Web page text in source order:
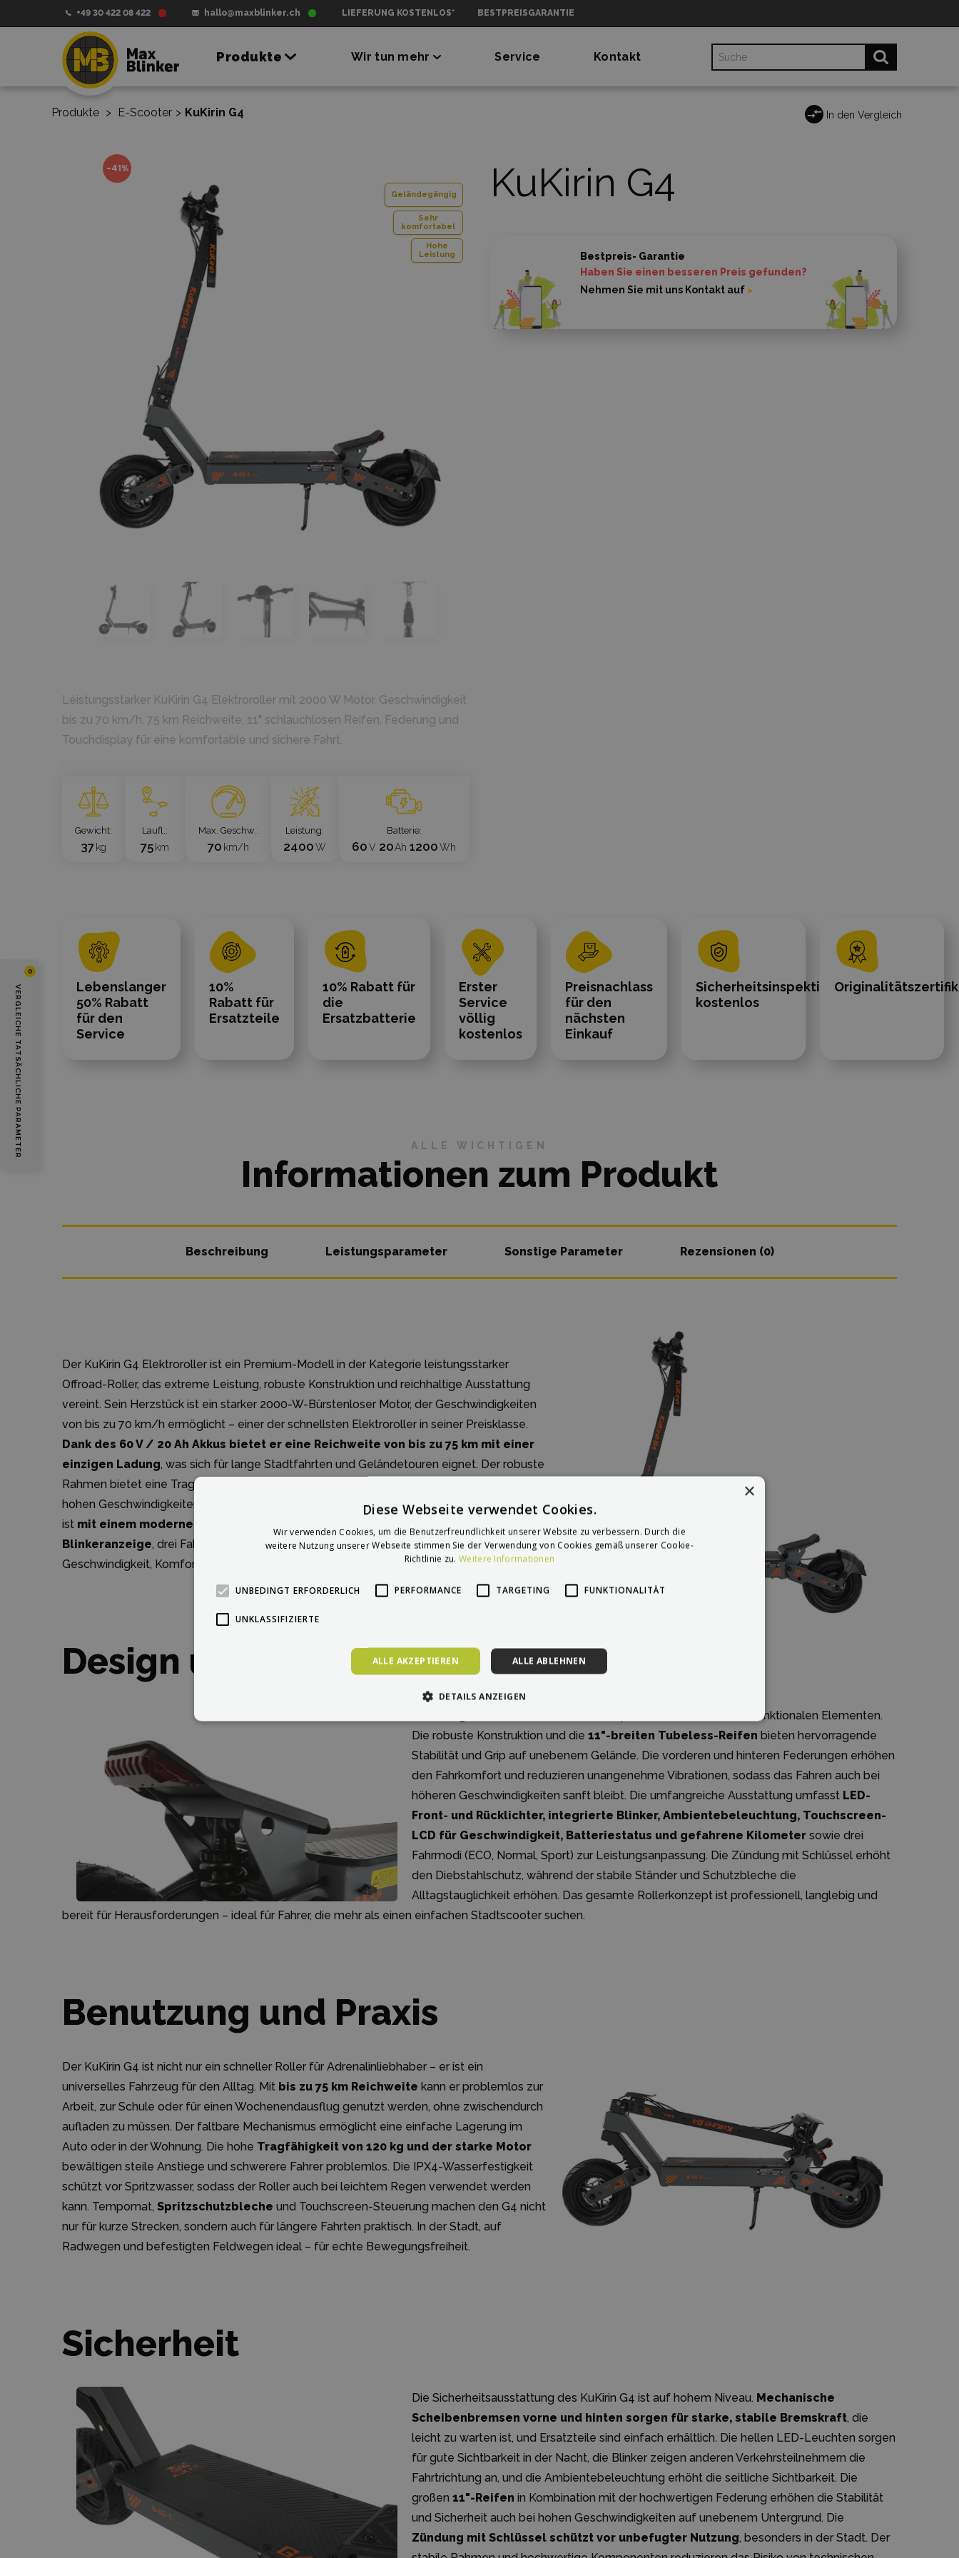
+49 30 422 08 422 hallo@maxblinker.ch LIEFERUNG KOSTENLOS* BESTPREISGARANTIE
Produkte Wir tun mehr Service Kontakt
Produkte > E-Scooter > KuKirin G4 In den Vergleich
-41%
Geländegängig
Sehr
komfortabel
Hohe
Leistung
Leistungsstarker KuKirin G4 Elektroroller mit 2000 W Motor, Geschwindigkeit
bis zu 70 km/h, 75 km Reichweite, 11" schlauchlosen Reifen, Federung und
Touchdisplay für eine komfortable und sichere Fahrt.
`
Gewicht
37 kg
Laufl.
75 km
Max. Geschw.
70 km/h
Leistung
2400 W
Batterie
60V 20Ah 1200 Wh
KuKirin G4
Bestpreis- Garantie
Haben Sie einen besseren Preis gefunden?
Nehmen Sie mit uns Kontakt auf
Lebenslanger
50% Rabatt
für den
Service
10%
Rabatt für
Ersatzteile
10% Rabatt für
die
Ersatzbatterie
Erster
Service
völlig
kostenlos
Preisnachlass
für den
nächsten
Einkauf
Sicherheitsinspektionen
kostenlos
ALLE WICHTIGEN
Informationen zum Produkt
Beschreibung Leistungsparameter Sonstige Parameter Rezensionen (0)
Der KuKirin G4 Elektroroller ist ein Premium-Modell in der Kategorie leistungsstarker
Offroad-Roller, das extreme Leistung, robuste Konstruktion und reichhaltige Ausstattung
vereint. Sein Herzstück ist ein starker 2000-W-Bürstenloser Motor, der Geschwindigkeiten
von bis zu 70 km/h ermöglicht – einer der schnellsten Elektroroller in seiner Preisklasse.
Dank des 60 V / 20 Ah Akkus bietet er eine Reichweite von bis zu 75 km mit einer
einzigen Ladung, was sich für lange Stadtfahrten und Geländetouren eignet. Der robuste
Rahmen bietet eine Tragfähigkeit von 120 kg und ein Gewicht von etwa 37 kg, was bei
hohen Geschwindigkeiten und unebenem Gelände Stabilität gewährleistet. Der KuKirin G4
ist mit einem modernen Touchscreen-LCD-Display, LED-Lichtern und
Blinkeranzeige, drei Fahrmodi und Zündschlüssel ausgestattet, ideal für Fahrer, die
Geschwindigkeit, Komfort und Sicherheit suchen.
Design und Ausstattung
Das Design des KuKirin G4 kombiniert sportliches Aussehen mit funktionalen Elementen.
Die robuste Konstruktion und die 11"-breiten Tubeless-Reifen bieten hervorragende
Stabilität und Grip auf unebenem Gelände. Die vorderen und hinteren Federungen erhöhen
den Fahrkomfort und reduzieren unangenehme Vibrationen, sodass das Fahren auch bei
höheren Geschwindigkeiten sanft bleibt. Die umfangreiche Ausstattung umfasst LED-
Front- und Rücklichter, integrierte Blinker, Ambientebeleuchtung, Touchscreen-
LCD für Geschwindigkeit, Batteriestatus und gefahrene Kilometer sowie drei
Fahrmodi (ECO, Normal, Sport) zur Leistungsanpassung. Die Zündung mit Schlüssel erhöht
den Diebstahlschutz, während der stabile Ständer und Schutzbleche die
Alltagstauglichkeit erhöhen. Das gesamte Rollerkonzept ist professionell, langlebig und
bereit für Herausforderungen – ideal für Fahrer, die mehr als einen einfachen Stadtscooter suchen.
Benutzung und Praxis
Der KuKirin G4 ist nicht nur ein schneller Roller für Adrenalinliebhaber – er ist ein
universelles Fahrzeug für den Alltag. Mit bis zu 75 km Reichweite kann er problemlos zur
Arbeit, zur Schule oder für einen Wochenendausflug genutzt werden, ohne zwischendurch
aufladen zu müssen. Der faltbare Mechanismus ermöglicht eine einfache Lagerung im
Auto oder in der Wohnung. Die hohe Tragfähigkeit von 120 kg und der starke Motor
bewältigen steile Anstiege und schwerere Fahrer problemlos. Die IPX4-Wasserfestigkeit
schützt vor Spritzwasser, sodass der Roller auch bei leichtem Regen verwendet werden
kann. Tempomat, Spritzschutzbleche und Touchscreen-Steuerung machen den G4 nicht
nur für kurze Strecken, sondern auch für längere Fahrten praktisch. In der Stadt, auf
Radwegen und befestigten Feldwegen ideal – für echte Bewegungsfreiheit.
Sicherheit
Die Sicherheitsausstattung des KuKirin G4 ist auf hohem Niveau. Mechanische
Scheibenbremsen vorne und hinten sorgen für starke, stabile Bremskraft, die
leicht zu warten ist, und Ersatzteile sind einfach erhältlich. Die hellen LED-Leuchten sorgen
für gute Sichtbarkeit in der Nacht, die Blinker zeigen anderen Verkehrsteilnehmern die
Fahrtrichtung an, und die Ambientebeleuchtung erhöht die seitliche Sichtbarkeit. Die
großen 11"-Reifen in Kombination mit der hochwertigen Federung erhöhen die Stabilität
und Sicherheit auch bei hohen Geschwindigkeiten auf unebenem Untergrund. Die
Zündung mit Schlüssel schützt vor unbefugter Nutzung, besonders in der Stadt. Der
VERGLEICHE TATSÄCHLICHE PARAMETER
0
×
Diese Webseite verwendet Cookies.
Wir verwenden Cookies, um die Benutzerfreundlichkeit unserer Website zu verbessern. Durch die
weitere Nutzung unserer Webseite stimmen Sie der Verwendung von Cookies gemäß unserer Cookie-
Richtlinie zu.Weitere Informationen
UNBEDINGT ERFORDERLICH PERFORMANCE TARGETING FUNKTIONALITÄT
UNKLASSIFIZIERTE
ALLE AKZEPTIEREN ALLE ABLEHNEN
DETAILS ANZEIGEN